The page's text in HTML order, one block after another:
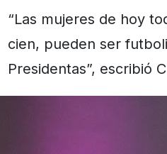
“Las mujeres de hoy
cien, pueden ser
Presidentas”, escribió